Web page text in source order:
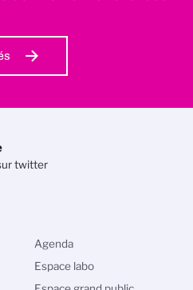
twitter
Agenda
Espace labo